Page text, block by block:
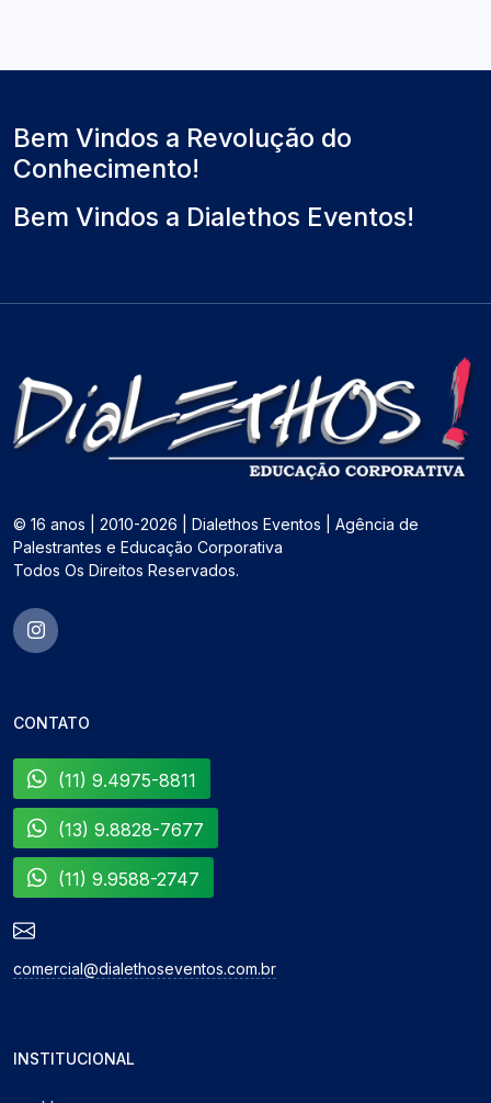
Bem Vindos a Revolução do
Conhecimento!
Bem Vindos a Dialethos Eventos!
© 16 anos | 2010-2026 | Dialethos Eventos | Agência de
Palestrantes e Educação Corporativa
Todos Os Direitos Reservados.
CONTATO
(11) 9.4975-8811
(13) 9.8828-7677
(11) 9.9588-2747
comercial@dialethoseventos.com.br
INSTITUCIONAL